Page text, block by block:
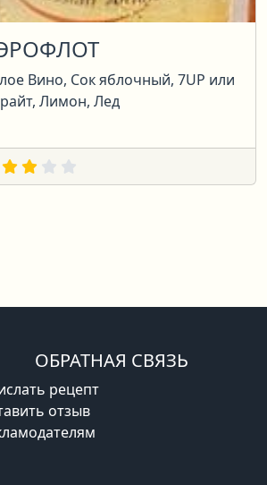
Вино, Сок яблочный, 7UP или
Лимон, Лед
ОБРАТНАЯ СВЯЗЬ
рецепт
отзыв